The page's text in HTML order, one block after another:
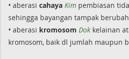
• aberasi cahaya Kim pembiasan
sehingga bayangan tampak
• aberasi kromosom Dok kelainan
kromosom, baik dl jumlah maupun